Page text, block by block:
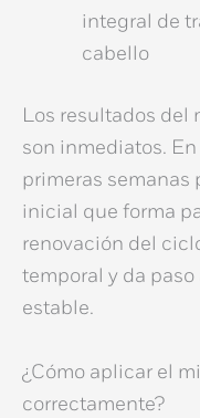
integral de
cabello
Los resultados del
son inmediatos.
primeras semanas
inicial que forma
renovación del
temporal y da
estable.
¿Cómo aplicar el
correctamente?